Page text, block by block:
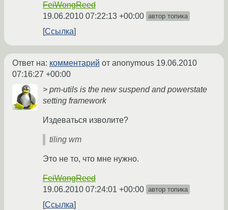
FeiWongReed
19.06.2010 07:22:13 +00:00 автор топика
Ссылка
Ответ на: комментарий от anonymous 19.06.2010
07:16:27 +00:00
> pm-utils is the new suspend and powerstate
setting framework
Издеваться изволите?
tiling wm
Это не то, что мне нужно.
FeiWongReed
19.06.2010 07:24:01 +00:00 автор топика
Ссылка